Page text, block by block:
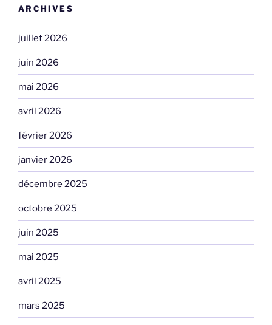
ARCHIVES
juillet 2026
juin 2026
mai 2026
avril 2026
février 2026
janvier 2026
décembre 2025
octobre 2025
juin 2025
mai 2025
avril 2025
mars 2025